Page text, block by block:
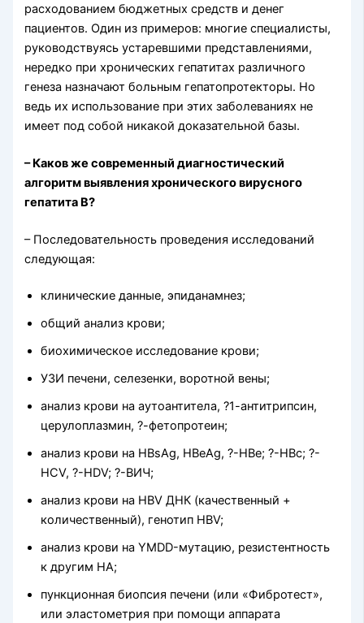
расходованием бюджетных средств и денег
пациентов. Один из примеров: многие специалисты,
руководствуясь устаревшими представлениями,
нередко при хронических гепатитах различного
генеза назначают больным гепатопротекторы. Но
ведь их использование при этих заболеваниях не
имеет под собой никакой доказательной базы.
– Каков же современный диагностический
алгоритм выявления хронического вирусного
гепатита B?
– Последовательность проведения исследований
следующая:
клинические данные, эпиданамнез;
общий анализ крови;
биохимическое исследование крови;
УЗИ печени, селезенки, воротной вены;
анализ крови на аутоантитела, ?1-антитрипсин,
церулоплазмин, ?-фетопротеин;
анализ крови на HBsAg, HBеAg, ?-HBе; ?-HBс; ?-
HCV, ?-HDV; ?-ВИЧ;
анализ крови на HBV ДНК (качественный +
количественный), генотип HВV;
анализ крови на YMDD-мутацию, резистентность
к другим НА;
пункционная биопсия печени (или «Фибротест»,
или эластометрия при помощи аппарата